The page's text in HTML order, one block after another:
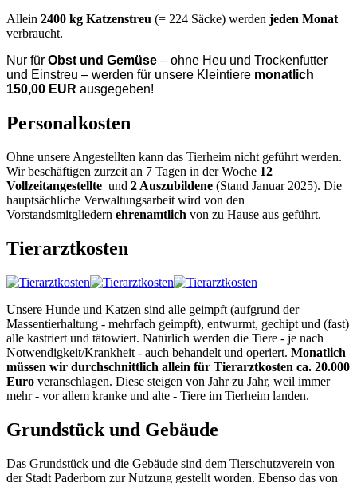
Allein 2400 kg Katzenstreu (= 224 Säcke) werden jeden Monat
verbraucht.
Nur für Obst und Gemüse – ohne Heu und Trockenfutter
und Einstreu – werden für unsere Kleintiere monatlich
150,00 EUR ausgegeben!
Personalkosten
Ohne unsere Angestellten kann das Tierheim nicht geführt werden.
Wir beschäftigen zurzeit an 7 Tagen in der Woche 12
Vollzeitangestellte und 2 Auszubildene (Stand Januar 2025). Die
hauptsächliche Verwaltungsarbeit wird von den
Vorstandsmitgliedern ehrenamtlich von zu Hause aus geführt.
Tierarztkosten
Unsere Hunde und Katzen sind alle geimpft (aufgrund der
Massentierhaltung - mehrfach geimpft), entwurmt, gechipt und (fast)
alle kastriert und tätowiert. Natürlich werden die Tiere - je nach
Notwendigkeit/Krankheit - auch behandelt und operiert. Monatlich
müssen wir durchschnittlich allein für Tierarztkosten ca. 20.000
Euro veranschlagen. Diese steigen von Jahr zu Jahr, weil immer
mehr - vor allem kranke und alte - Tiere im Tierheim landen.
Grundstück und Gebäude
Das Grundstück und die Gebäude sind dem Tierschutzverein von
der Stadt Paderborn zur Nutzung gestellt worden. Ebenso das von